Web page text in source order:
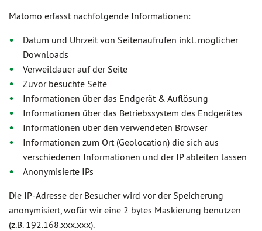
Matomo erfasst nachfolgende Informationen:
Datum und Uhrzeit von Seitenaufrufen inkl. möglicher
Downloads
Verweildauer auf der Seite
Zuvor besuchte Seite
Informationen über das Endgerät & Auflösung
Informationen über das Betriebssystem des Endgerätes
Informationen über den verwendeten Browser
Informationen zum Ort (Geolocation) die sich aus
verschiedenen Informationen und der IP ableiten lassen
Anonymisierte IPs
Die IP-Adresse der Besucher wird vor der Speicherung
anonymisiert, wofür wir eine 2 bytes Maskierung benutzen
(z.B. 192.168.xxx.xxx).